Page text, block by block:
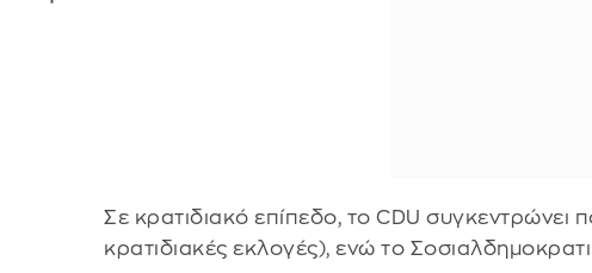
Σε κρατιδιακό επίπεδο, το CDU
κρατιδιακές εκλογές), ενώ το